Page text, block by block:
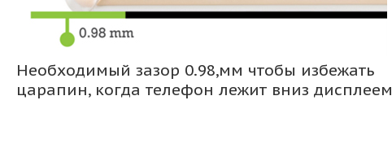
Необходимый зазор 0.98,мм чтобы избежать
царапин, когда телефон лежит вниз дисплеем